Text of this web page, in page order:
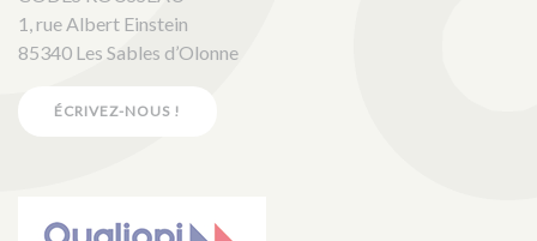
1, rue Albert Einstein
85340 Les Sables d’Olonne
ÉCRIVEZ-NOUS !